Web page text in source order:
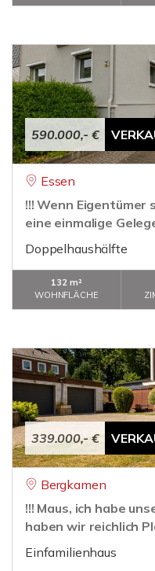
590.000,- €
Essen
!!! Wenn Eigentümer
eine einmalige
Doppelhaushälfte
132 m²
WOHNFLÄCHE
339.000,- €
Bergkamen
!!! Maus, ich habe
haben wir reichlich
Einfamilienhaus